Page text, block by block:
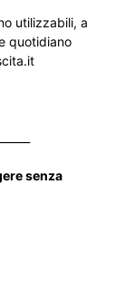
utilizzabili, a
quotidiano
senza